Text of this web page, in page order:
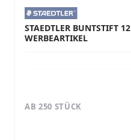
STAEDTLER BUNTSTIFT
WERBEARTIKEL
AB 250 STÜCK